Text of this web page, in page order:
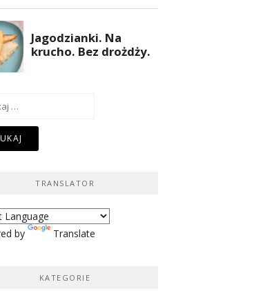
TRANSLATOR
by Translate
KATEGORIE